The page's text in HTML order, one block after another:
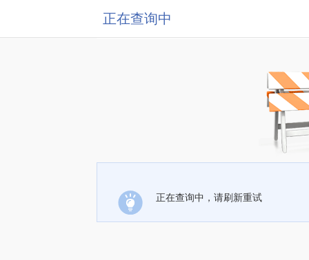
正在查询中
正在查询中，请刷新重试